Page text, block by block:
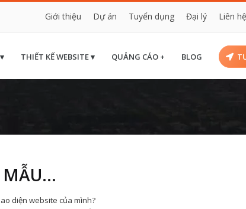
Giới thiệu Dự án Tuyển dụng Đại lý Liên hệ
THIẾT KẾ WEBSITE ▾ QUẢNG CÁO + BLOG
diện website của mình?